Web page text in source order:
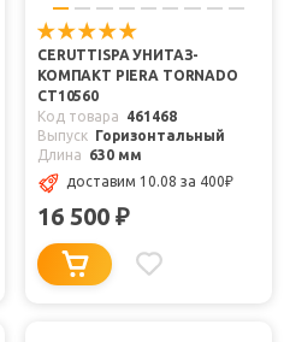
CERUTTISPA УНИТАЗ-
КОМПАКТ PIERA TORNADO
CT10560
Код товара
461468
Выпуск Горизонтальный
Длина
630 мм
доставим 10.08 за 400₽
16 500 ₽